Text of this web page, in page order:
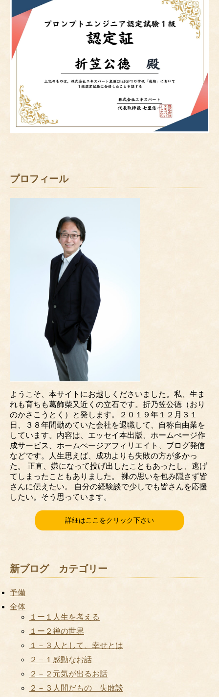
プロフィール
ようこそ、本サイトにお越しくださいました。私、生ま
れも育ちも葛飾柴又近くの立石です。折乃笠公徳（おり
のかさこうとく）と発します。２０１９年１２月３１
日、３８年間勤めていた会社を退職して、自称自由業を
しています。内容は、エッセイ本出版、ホームぺージ作
成サービス、ホームぺージアフィリエイト、ブログ発信
などです。人生思えば、成功よりも失敗の方が多かっ
た。 正直、嫌になって投げ出したこともあったし、逃げ
てしまったこともありました。 裸の思いを包み隠さず皆
さんに伝えたい。 自分の経験談で少しでも皆さんを応援
したい。そう思っています。
詳細はここをクリック下さい
新ブログ カテゴリー
予備
全体
１ー１人生を考える
１ー２禅の世界
１－３人として、幸せとは
２－１感動なお話
２－２元気が出るお話
２－３人間だもの 失敗談